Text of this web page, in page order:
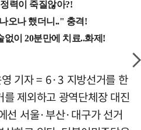
기자 = 6·3 지방선거를 한
제외하고 광역단체장 대진
선 서울·부산·대구가 선거